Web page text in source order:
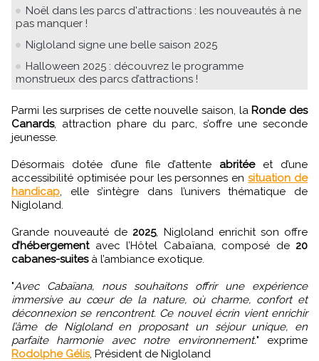
Noël dans les parcs d'attractions : les nouveautés à ne
pas manquer !
Nigloland signe une belle saison 2025
Halloween 2025 : découvrez le programme
monstrueux des parcs d’attractions !
Parmi les surprises de cette nouvelle saison, la Ronde des
Canards, attraction phare du parc, s’offre une seconde
jeunesse.
Désormais dotée d’une file d’attente abritéeet d’une
accessibilité optimisée pour les personnes ensituation de
handicap , elle s’intègre dans l’univers thématique de
Nigloland.
Grande nouveauté de 2025, Nigloland enrichit son offre
d’hébergementavec l’Hôtel Cabaïana, composé de 20
cabanes-suitesà l’ambiance exotique.
"Avec Cabaïana, nous souhaitons offrir une expérience
immersive au cœur de la nature, où charme, confort et
déconnexion se rencontrent. Ce nouvel écrin vient enrichir
l’âme de Nigloland en proposant un séjour unique, en
parfaite harmonie avec notre environnement." exprime
Rodolphe Gélis, Président de Nigloland